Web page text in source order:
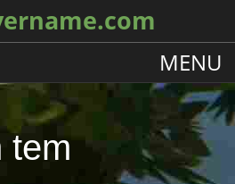
MENU
tem